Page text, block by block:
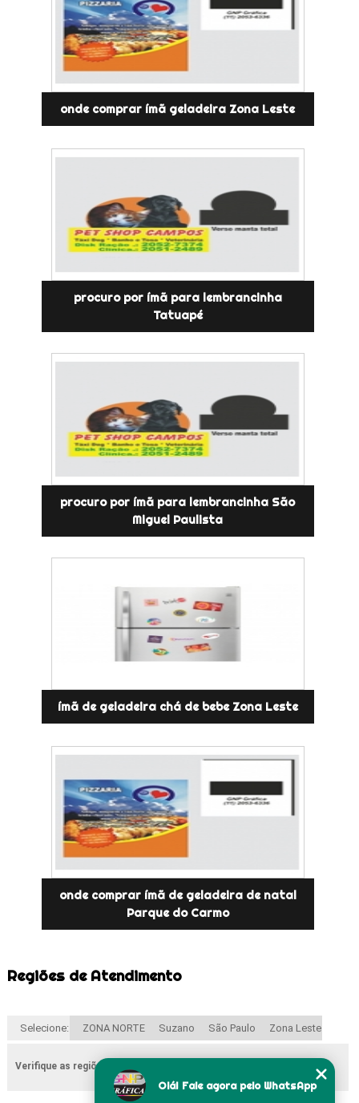
onde comprar ímã geladeira Zona Leste
procuro por ímã para lembrancinha
Tatuapé
procuro por ímã para lembrancinha São
Miguel Paulista
ímã de geladeira chá de bebe Zona Leste
onde comprar ímã de geladeira de natal
Parque do Carmo
Regiões de Atendimento
Selecione: ZONA NORTE Suzano São Paulo Zona Leste
Verifique as regiões que atendemos
Olá! Fale agora pelo WhatsApp